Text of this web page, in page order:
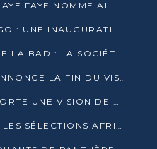
SÉNÉGAL : BASSIROU DIOMAYE FAYE NOMME AL AMINOU LÔ PREMIER MINISTRE
MUSÉE NATIONAL DU CONGO : UNE INAUGURATION PORTEUSE D’ESPOIR POUR LA CULTURE
ASSEMBLÉES ANNUELLES DE LA BAD : LA SOCIÉTÉ CIVILE CONGOLAISE À LA RECHERCHE DE PARTENAIRES POUR SES PROJETS
DENIS SASSOU-NGUESSO ANNONCE LA FIN DU VISA POUR LES AFRICAINS EN 2027
OIF : LE DR. COUMBA BÂ PORTE UNE VISION DE DIALOGUE, DE STABILITÉ ET DE RÉFORME À LA TÊTE
ÉLIMINATOIRES CAN 2027 : LES SÉLECTIONS AFRICAINES CONNAISSENT LEURS ADVERSAIRES